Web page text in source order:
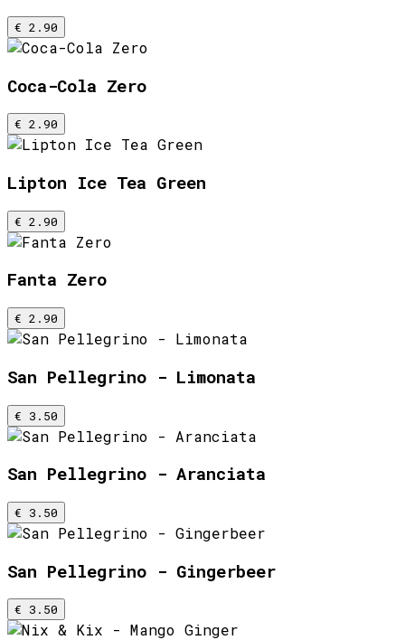
€ 2.90
Coca-Cola Zero
€ 2.90
Lipton Ice Tea Green
€ 2.90
Fanta Zero
€ 2.90
San Pellegrino - Limonata
€ 3.50
San Pellegrino - Aranciata
€ 3.50
San Pellegrino - Gingerbeer
€ 3.50